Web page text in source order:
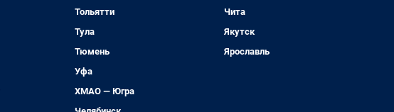
Тольятти
Тула
Тюмень
Уфа
ХМАО — Югра
Чита
Якутск
Ярославль